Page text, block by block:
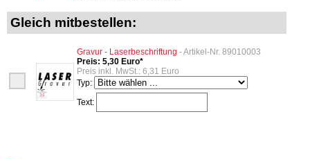
Gleich mitbestellen:
Gravur - Laserbeschriftung - Artikel-Nr. 89010003
Preis: 5,30 Euro*
Preis inkl. MwSt.: 6,31 Euro
Typ:
Text: